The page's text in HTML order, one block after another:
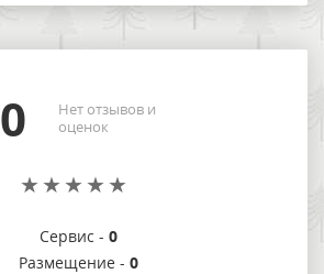
0
Нет отзывов и
оценок
Сервис - 0
Размещение - 0